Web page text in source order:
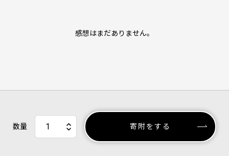
感想はまだありません。
数量 寄附をする